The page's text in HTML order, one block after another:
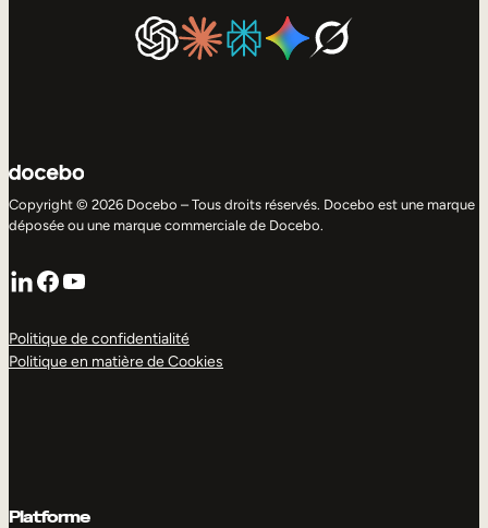
Copyright © 2026 Docebo – Tous droits réservés. Docebo est une marque
déposée ou une marque commerciale de Docebo.
LinkedIn
Facebook
YouTube
Politique de confidentialité
Politique en matière de Cookies
Platforme